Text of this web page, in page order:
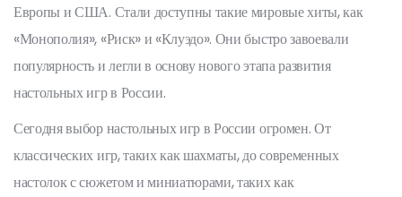
Европы и США. Стали доступны такие мировые хиты, как
«Монополия», «Риск» и «Клуэдо». Они быстро завоевали
популярность и легли в основу нового этапа развития
настольных игр в России.
Сегодня выбор настольных игр в России огромен. От
классических игр, таких как шахматы, до современных
настолок с сюжетом и миниатюрами, таких как